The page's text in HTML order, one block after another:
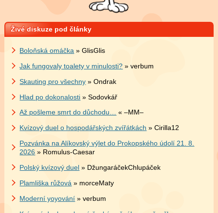
Živé diskuze pod články
Boloňská omáčka » GlisGlis
Jak fungovaly toalety v minulosti? » verbum
Skauting pro všechny » Ondrak
Hlad po dokonalosti » Sodovkář
Až pošleme smrt do důchodu… « –MM–
Kvízový duel o hospodářských zvířátkách » Cirilla12
Pozvánka na Alíkovský výlet do Prokopského údolí 21. 8.
2026 » Romulus-Caesar
Polský kvízový duel » DžungaráčekChlupáček
Plamliška růžová » morceMaty
Moderní yoyování » verbum